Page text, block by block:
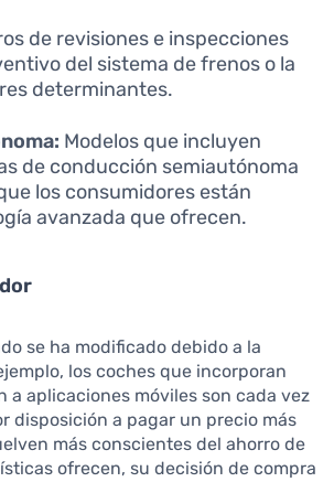
de revisiones e inspecciones
del sistema de frenos o la
determinantes.
Modelos que incluyen
de conducción semiautónoma
los consumidores están
avanzada que ofrecen.
se ha modificado debido a la
los coches que incorporan
aplicaciones móviles son cada vez
disposición a pagar un precio más
más conscientes del ahorro de
ofrecen, su decisión de compra